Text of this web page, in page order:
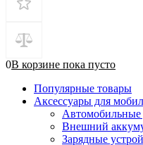
0В корзине пока пусто
Популярные товары
Аксессуары для
Автомобильные
Внешний
Зарядные